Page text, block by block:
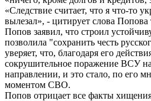
«Следствие считает, что я что-то
вылезал», - цитирует слова Попова
Попов заявил, что строил
позволила "сохранить честь
уверяет, что, благодаря его
сокрушительное поражение ВСУ
направлении, и это стало, по его
моментом СВО.
Попов отрицает все факты